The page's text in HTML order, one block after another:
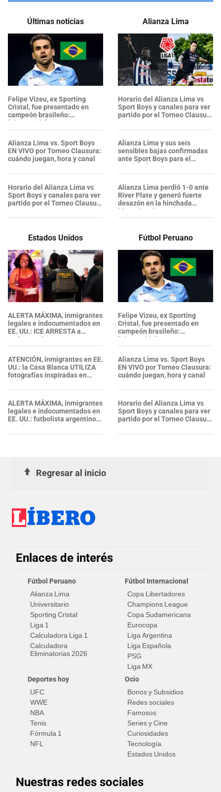
Últimas noticias
Felipe Vizeu, ex Sporting
Cristal, fue presentado en
campeón brasileño:
"Bienvenido"
Alianza Lima vs. Sport Boys
EN VIVO por Torneo Clausura:
cuándo juegan, hora y canal
Horario del Alianza Lima vs
Sport Boys y canales para ver
partido por el Torneo Clausura
Alianza Lima
Horario del Alianza Lima vs
Sport Boys y canales para ver
partido por el Torneo Clausura
Alianza Lima y sus seis
sensibles bajas confirmadas
ante Sport Boys para el
Torneo Clausura
Alianza Lima perdió 1-0 ante
River Plate y generó fuerte
desazón en la hinchada
blanquiazul
Estados Unidos
ALERTA MÁXIMA, inmigrantes
legales e indocumentados en
EE. UU.: ICE ARRESTA a
embarazada en aeropuerto;
su prometido EXPONE
situación
ATENCIÓN, inmigrantes en EE.
UU.: la Casa Blanca UTILIZA
fotografías inspiradas en
Spider-Man para promover
DEPORTACIONES del ICE
ALERTA MÁXIMA, inmigrantes
legales e indocumentados en
EE. UU.: futbolista argentino
termina ARRESTADO por ICE
en aeropuerto de Miami
Fútbol Peruano
Felipe Vizeu, ex Sporting
Cristal, fue presentado en
campeón brasileño:
"Bienvenido"
Alianza Lima vs. Sport Boys
EN VIVO por Torneo Clausura:
cuándo juegan, hora y canal
Horario del Alianza Lima vs
Sport Boys y canales para ver
partido por el Torneo Clausura
Regresar al inicio
Enlaces de interés
Fútbol Peruano
Alianza Lima
Universitario
Sporting Cristal
Liga 1
Calculadora Liga 1
Calculadora
Eliminatorias 2026
Fútbol Internacional
Copa Libertadores
Champions League
Copa Sudamericana
Eurocopa
Liga Argentina
Liga Española
PSG
Liga MX
Deportes hoy
UFC
WWE
NBA
Tenis
Fórmula 1
NFL
Ocio
Bonos y Subsidios
Redes sociales
Famosos
Series y Cine
Curiosidades
Tecnología
Estados Unidos
Nuestras redes sociales